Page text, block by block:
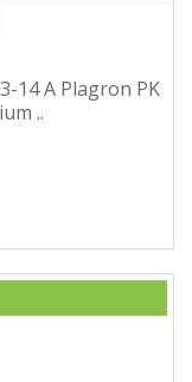
14 A Plagron PK
..